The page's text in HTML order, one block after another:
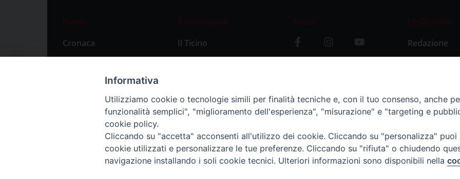
News
Cronaca
Attualità
Primo Piano
Il settimanale
Il Ticino
Abbonamenti
Social
L’editoriale
Redazione
Storia
Informativa
Utilizziamo cookie o tecnologie simili per finalità tecniche e, con il tuo consenso, anche
funzionalità semplici", "miglioramento dell'esperienza", "misurazione" e "targeting e
cookie policy.
Cliccando su "accetta" acconsenti all'utilizzo dei cookie. Cliccando su "personalizza"
cookie utilizzati e personalizzare le tue preferenze. Cliccando su "rifiuta" o chiudendo
navigazione installando i soli cookie tecnici. Ulteriori informazioni sono disponibili nella